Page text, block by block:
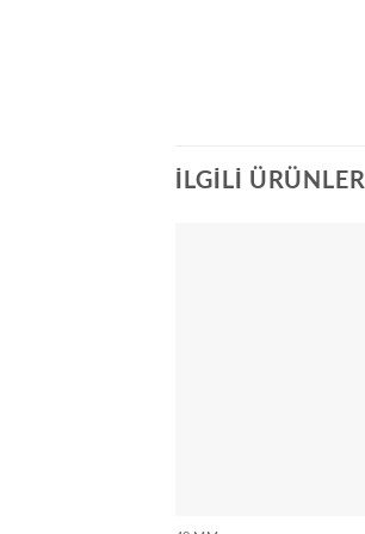
İLGILI ÜRÜNLER